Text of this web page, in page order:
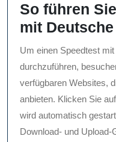
So führen
mit
Um einen Speedtest
durchzuführen,
verfügbaren Websites,
anbieten. Klicken Sie
wird automatisch
Download- und